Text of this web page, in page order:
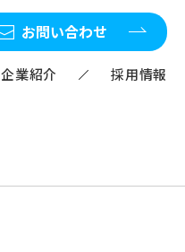
お問い合わせ
企業紹介 採用情報